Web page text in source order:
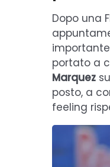
Dopo una
portato a
Marquez
posto, a
feeling